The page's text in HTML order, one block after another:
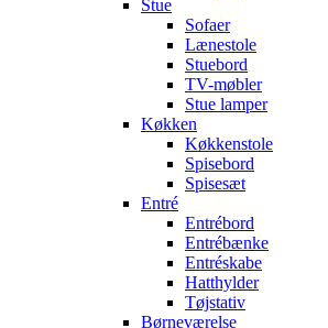
Stue
Sofaer
Lænestole
Stuebord
TV-møbler
Stue lamper
Køkken
Køkkenstole
Spisebord
Spisesæt
Entré
Entrébord
Entrébænke
Entréskabe
Hatthylder
Tøjstativ
Børneværelse